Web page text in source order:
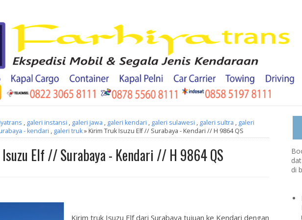
, galeri instansi , galeri jawa , galeri kendari , galeri sulawesi , galeri sultra , galeri
- kendari , galeri truk» Kirim Truk Isuzu Elf // Surabaya - Kendari // H 9864 QS
Elf // Surabaya - Kendari // H 9864 QS
Kirim truk Isuzu Elf dari Surabaya tujuan ke Kendari dengan
di